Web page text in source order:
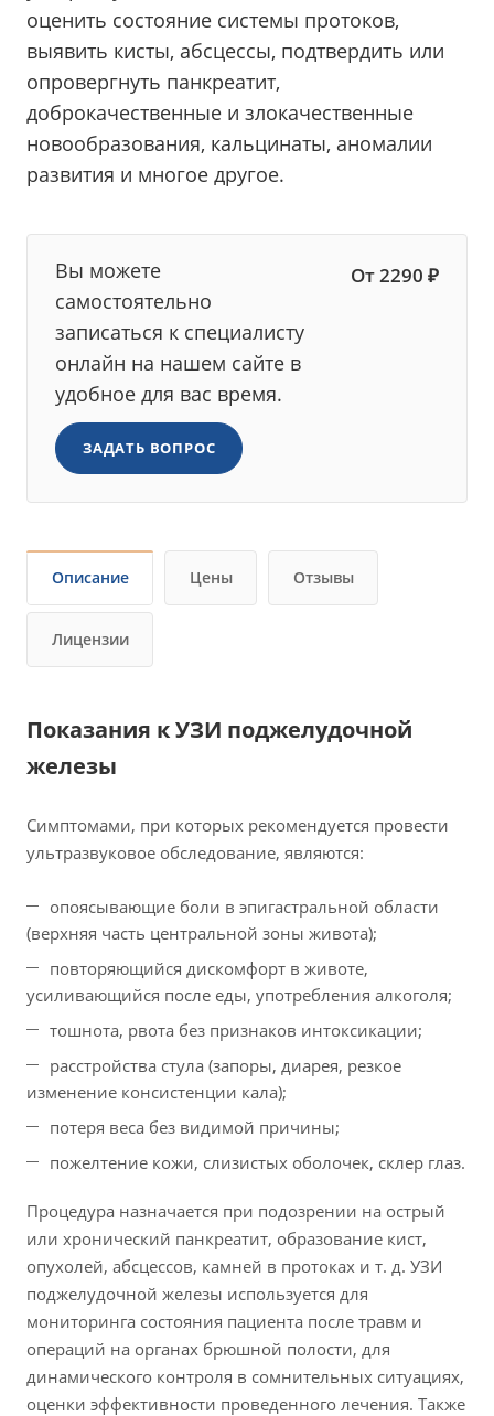
оценить состояние системы протоков,
выявить кисты, абсцессы, подтвердить или
опровергнуть панкреатит,
доброкачественные и злокачественные
новообразования, кальцинаты, аномалии
развития и многое другое.
Вы можете
самостоятельно
записаться к специалисту
онлайн на нашем сайте в
удобное для вас время.
От 2290 ₽
ЗАДАТЬ ВОПРОС
Описание Цены Отзывы
Лицензии
Показания к УЗИ поджелудочной
железы
Симптомами, при которых рекомендуется провести
ультразвуковое обследование, являются:
опоясывающие боли в эпигастральной области
(верхняя часть центральной зоны живота);
повторяющийся дискомфорт в животе,
усиливающийся после еды, употребления алкоголя;
тошнота, рвота без признаков интоксикации;
расстройства стула (запоры, диарея, резкое
изменение консистенции кала);
потеря веса без видимой причины;
пожелтение кожи, слизистых оболочек, склер глаз.
Процедура назначается при подозрении на острый
или хронический панкреатит, образование кист,
опухолей, абсцессов, камней в протоках и т. д. УЗИ
поджелудочной железы используется для
мониторинга состояния пациента после травм и
операций на органах брюшной полости, для
динамического контроля в сомнительных ситуациях,
оценки эффективности проведенного лечения. Также